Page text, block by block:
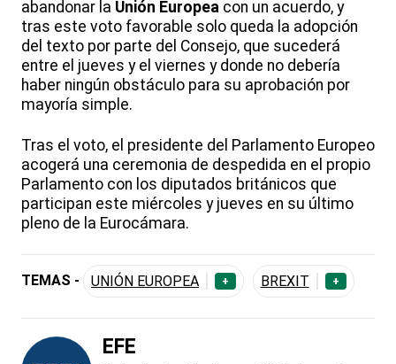
abandonar la Unión Europea con un acuerdo, y
tras este voto favorable solo queda la adopción
del texto por parte del Consejo, que sucederá
entre el jueves y el viernes y donde no debería
haber ningún obstáculo para su aprobación por
mayoría simple.
Tras el voto, el presidente del Parlamento Europeo
acogerá una ceremonia de despedida en el propio
Parlamento con los diputados británicos que
participan este miércoles y jueves en su último
pleno de la Eurocámara.
TEMAS - UNIÓN EUROPEA + BREXIT +
EFE